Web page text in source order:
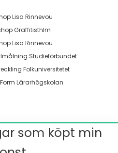
Lisa Rinnevou
Graffitisthlm
Lisa Rinnevou
Studieförbundet
Folkuniversitetet
Lärarhögskolan
som köpt min